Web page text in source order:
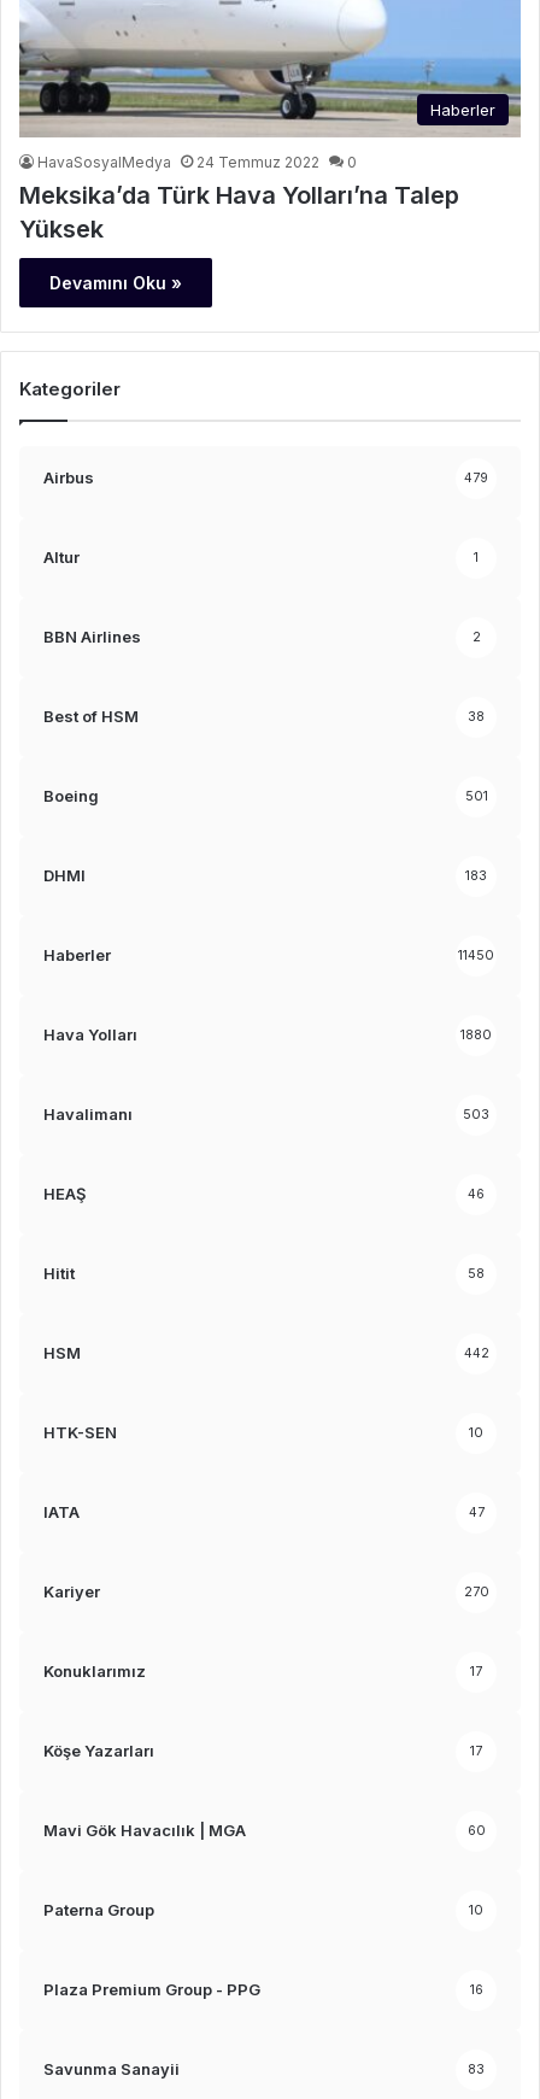
Haberler
HavaSosyalMedya 24 Temmuz 2022 0
Meksika’da Türk Hava Yolları’na Talep
Yüksek
Devamını Oku »
Kategoriler
Airbus 479
Altur 1
BBN Airlines 2
Best of HSM 38
Boeing 501
DHMI 183
Haberler 11450
Hava Yolları 1880
Havalimanı 503
HEAŞ 46
Hitit 58
HSM 442
HTK-SEN 10
IATA 47
Kariyer 270
Konuklarımız 17
Köşe Yazarları 17
Mavi Gök Havacılık | MGA 60
Paterna Group 10
Plaza Premium Group - PPG 16
Savunma Sanayii 83